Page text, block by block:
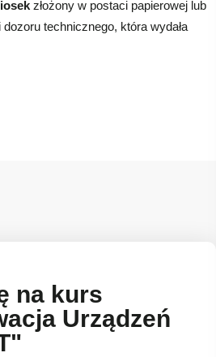
złożony w postaci papierowej lub
technicznego, która wydała
na kurs
Urządzeń